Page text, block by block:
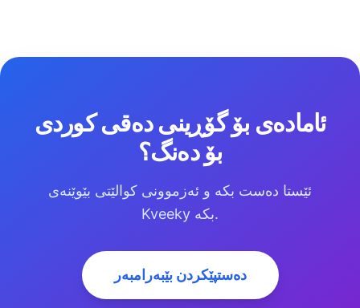
ئامادەی بۆ گۆڕینی دەقی کوردی
بۆ دەنگ؟
ئێستا دەست بکە و ئەزموونی کوالێتی بێوێنەی
Kveeky بکە.
دەستپێکردن بێبەرامبەر